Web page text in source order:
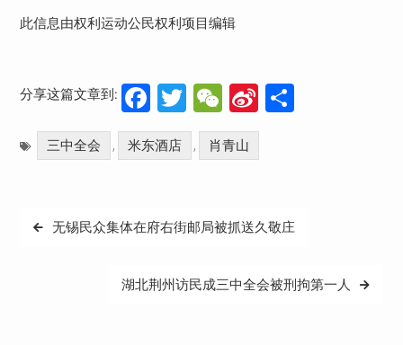
此信息由权利运动公民权利项目编辑
分享这篇文章到: Facebook
Twitter
WeChat
Sina
Weibo
分
三中全会 , 米东酒店 , 肖青山
文
无锡民众集体在府右街邮局被抓送久敬庄
湖北荆州访民成三中全会被刑拘第一人